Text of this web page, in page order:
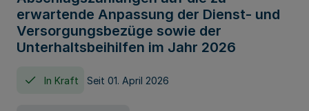
erwartende Anpassung der Dienst- und
Versorgungsbezüge sowie der
Unterhaltsbeihilfen im Jahr 2026
In Kraft Seit 01. April 2026